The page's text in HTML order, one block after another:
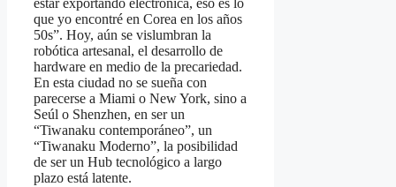
estar exportando electrónica, eso es lo
que yo encontré en Corea en los años
50s”. Hoy, aún se vislumbran la
robótica artesanal, el desarrollo de
hardware en medio de la precariedad.
En esta ciudad no se sueña con
parecerse a Miami o New York, sino a
Seúl o Shenzhen, en ser un
“Tiwanaku contemporáneo”, un
“Tiwanaku Moderno”, la posibilidad
de ser un Hub tecnológico a largo
plazo está latente.